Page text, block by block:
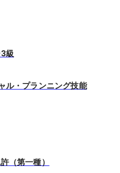
級
ル・プランニング技能
（第一種）